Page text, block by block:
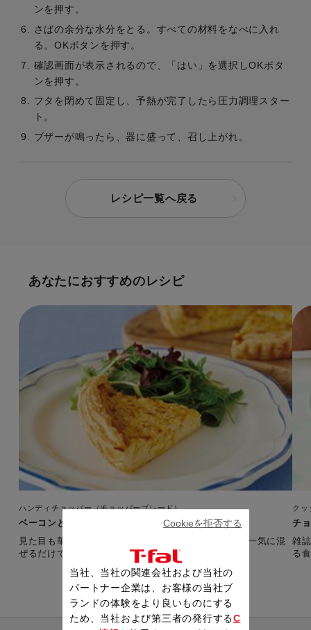
ンを押す。
さばの余分な水分をとる。すべての材料をなべに入れ
る。OKボタンを押す。
確認画面が表示されるので、「はい」を選択しOKボタ
ンを押す。
フタを閉めて固定し、予熱が完了したら圧力調理スター
ト。
ブザーが鳴ったら、器に盛って、召し上がれ。
レシピ一覧へ戻る
あなたにおすすめのレシピ
ハンディチョッパー（チョッパーブレード）
ベーコンとパプリカの春色キッシュ
見た目も華やかでおもたせにも喜ばれる一品。材料を一気に混
ぜるだけでスピーディーに。
クッ
チ
雑
当社、当社の関連会社および当社の
パートナー企業は、お客様の当社ブ
ランドの体験をより良いものにする
ため、当社および第三者の発行するC
Cookieを拒否する